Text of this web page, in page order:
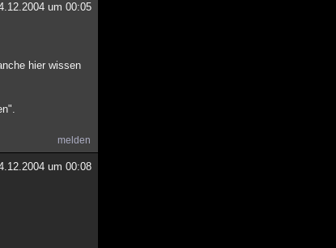
um 00:05
hier wissen
melden
um 00:08